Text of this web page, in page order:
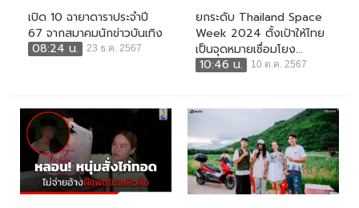
เปิด 10 ฉายาดาราประจำปี
67 จากสมาคมนักข่าวบันเทิง
08:24 น.
23 ธ.ค. 2567
ยกระดับ Thailand Space
Week 2024 ตั้งเป้าให้ไทย
เป็นจุดหมายเชื่อมโยง...
10:46 น.
10 ต.ค. 2567